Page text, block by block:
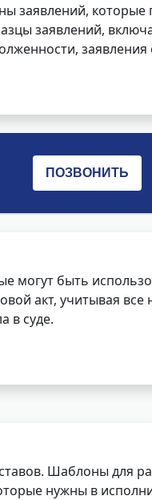
заявлений,
заявлений,
могут быть
акт, учитывая
в суде.
Шаблоны для
нужны в